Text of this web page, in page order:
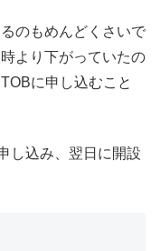
のもめんどくさいで
より下がっていたの
に申し込むこと
し込み、翌日に開設